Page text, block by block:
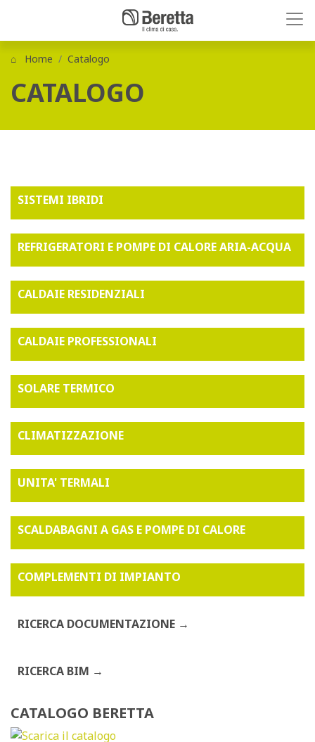
Home Catalogo
CATALOGO
SISTEMI IBRIDI
REFRIGERATORI E POMPE DI CALORE ARIA-ACQUA
CALDAIE RESIDENZIALI
CALDAIE PROFESSIONALI
SOLARE TERMICO
CLIMATIZZAZIONE
UNITA' TERMALI
SCALDABAGNI A GAS E POMPE DI CALORE
COMPLEMENTI DI IMPIANTO
RICERCA DOCUMENTAZIONE
RICERCA BIM
CATALOGO BERETTA